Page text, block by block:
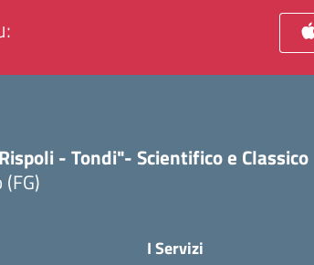
- Tondi"- Scientifico e Classico
I Servizi